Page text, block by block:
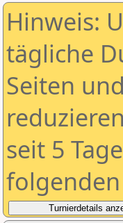
Hinweis:
tägliche
Seiten
seit 5